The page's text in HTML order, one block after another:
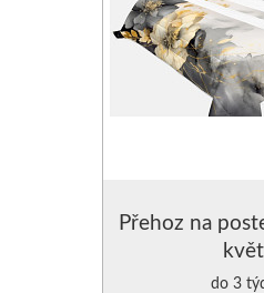
Přehoz na
do 3